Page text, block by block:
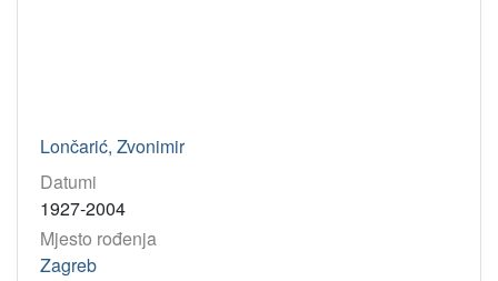
Lončarić, Zvonimir
Datumi
1927-2004
Mjesto rođenja
Zagreb